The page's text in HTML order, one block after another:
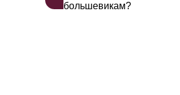
большевикам?